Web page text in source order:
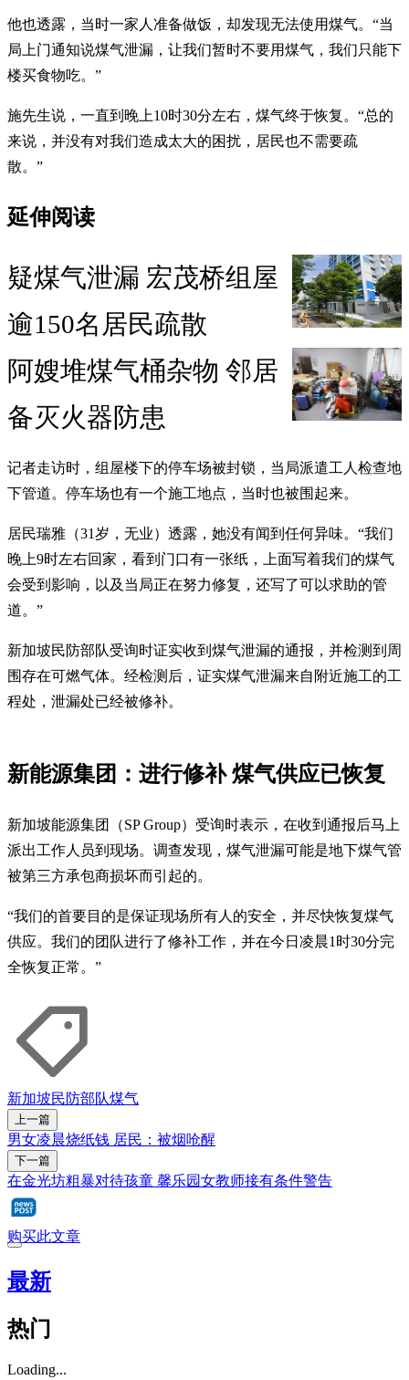
他也透露，当时一家人准备做饭，却发现无法使用煤气。“当
局上门通知说煤气泄漏，让我们暂时不要用煤气，我们只能下
楼买食物吃。”
施先生说，一直到晚上10时30分左右，煤气终于恢复。“总的
来说，并没有对我们造成太大的困扰，居民也不需要疏
散。”
延伸阅读
疑煤气泄漏 宏茂桥组屋
逾150名居民疏散
阿嫂堆煤气桶杂物 邻居
备灭火器防患
记者走访时，组屋楼下的停车场被封锁，当局派遣工人检查地
下管道。停车场也有一个施工地点，当时也被围起来。
居民瑞雅（31岁，无业）透露，她没有闻到任何异味。“我们
晚上9时左右回家，看到门口有一张纸，上面写着我们的煤气
会受到影响，以及当局正在努力修复，还写了可以求助的管
道。”
新加坡民防部队受询时证实收到煤气泄漏的通报，并检测到周
围存在可燃气体。经检测后，证实煤气泄漏来自附近施工的工
程处，泄漏处已经被修补。
新能源集团：进行修补 煤气供应已恢复
新加坡能源集团（SP Group）受询时表示，在收到通报后马上
派出工作人员到现场。调查发现，煤气泄漏可能是地下煤气管
被第三方承包商损坏而引起的。
“我们的首要目的是保证现场所有人的安全，并尽快恢复煤气
供应。我们的团队进行了修补工作，并在今日凌晨1时30分完
全恢复正常。”
新加坡民防部队煤气
上一篇
男女凌晨烧纸钱 居民：被烟呛醒
下一篇
在金光坊粗暴对待孩童 馨乐园女教师接有条件警告
购买此文章
最新
热门
Loading...